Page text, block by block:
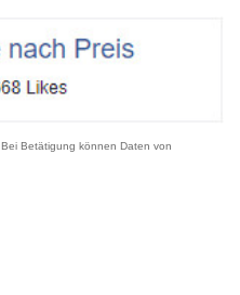
Betätigung können Daten von